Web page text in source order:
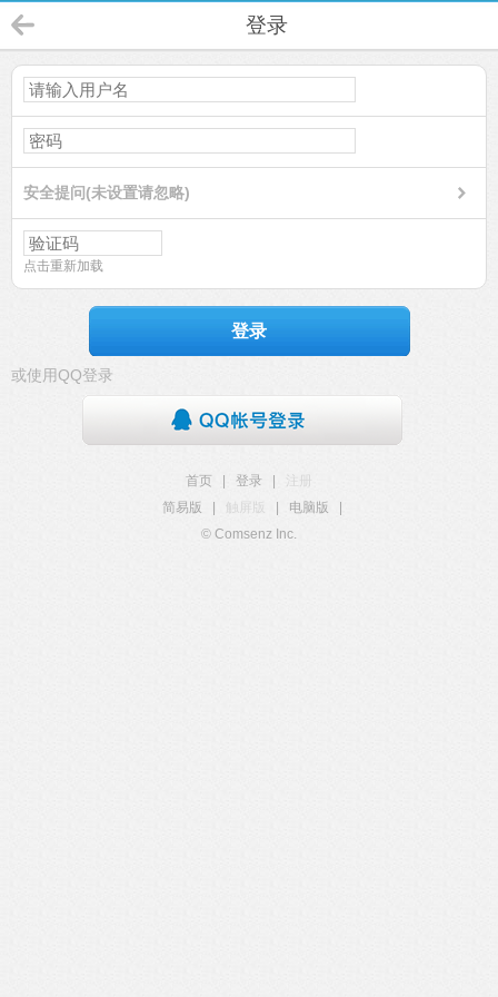
登录
安全提问(未设置请忽略)
点击重新加载
登录
或使用QQ登录
首页 登录
注册
简易版
触屏版 电脑版
© Comsenz Inc.